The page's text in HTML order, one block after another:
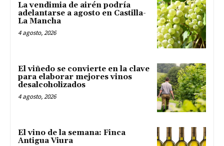
La vendimia de airén podría
adelantarse a agosto en Castilla-
La Mancha
4 agosto, 2026
El viñedo se convierte en la clave
para elaborar mejores vinos
desalcoholizados
4 agosto, 2026
El vino de la semana: Finca
Antigua Viura